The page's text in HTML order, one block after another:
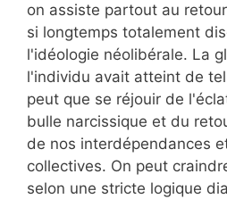
on assiste partout au
si longtemps totalement
l'idéologie néolibérale. La
l'individu avait atteint de
peut que se réjouir de
bulle narcissique et du
de nos interdépendances
collectives. On peut
selon une stricte logique